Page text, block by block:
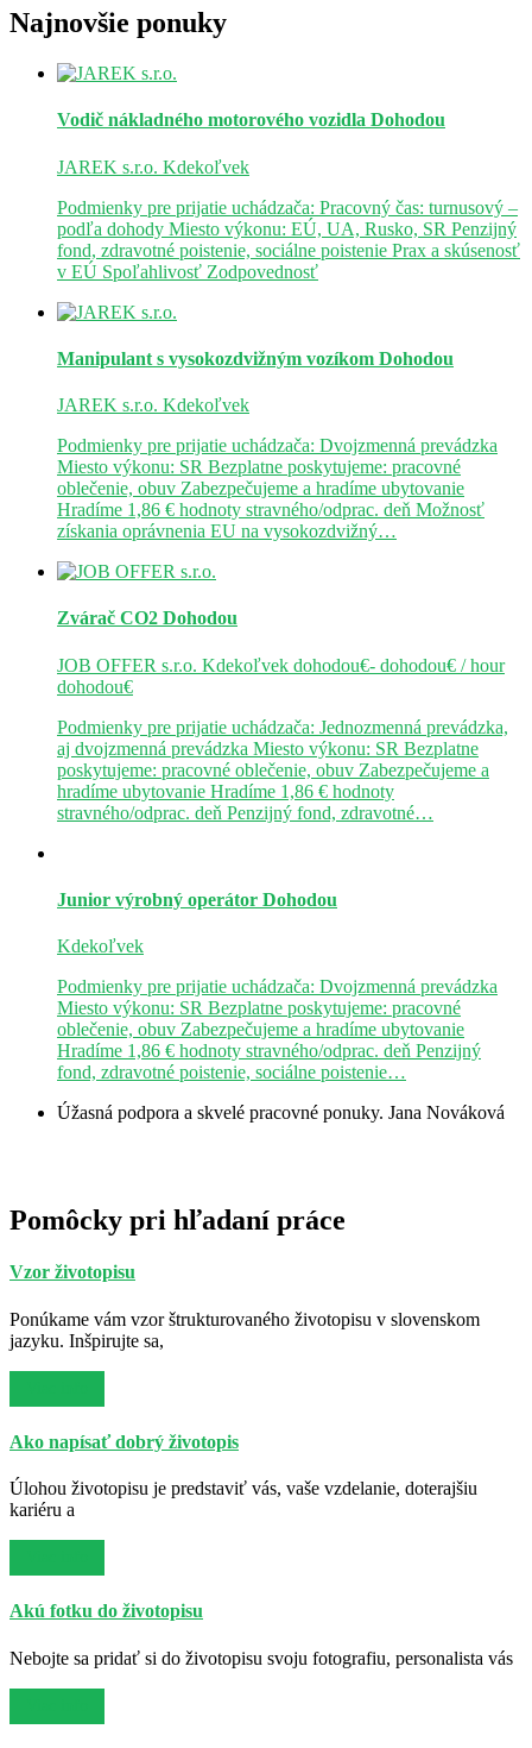
Najnovšie ponuky
Vodič nákladného motorového vozidla Dohodou
JAREK s.r.o. Kdekoľvek
Podmienky pre prijatie uchádzača: Pracovný čas: turnusový –
podľa dohody Miesto výkonu: EÚ, UA, Rusko, SR Penzijný
fond, zdravotné poistenie, sociálne poistenie Prax a skúsenosť
v EÚ Spoľahlivosť Zodpovednosť
Manipulant s vysokozdvižným vozíkom Dohodou
JAREK s.r.o. Kdekoľvek
Podmienky pre prijatie uchádzača: Dvojzmenná prevádzka
Miesto výkonu: SR Bezplatne poskytujeme: pracovné
oblečenie, obuv Zabezpečujeme a hradíme ubytovanie
Hradíme 1,86 € hodnoty stravného/odprac. deň Možnosť
získania oprávnenia EU na vysokozdvižný…
Zvárač CO2 Dohodou
JOB OFFER s.r.o. Kdekoľvek dohodou€- dohodou€ / hour
dohodou€
Podmienky pre prijatie uchádzača: Jednozmenná prevádzka,
aj dvojzmenná prevádzka Miesto výkonu: SR Bezplatne
poskytujeme: pracovné oblečenie, obuv Zabezpečujeme a
hradíme ubytovanie Hradíme 1,86 € hodnoty
stravného/odprac. deň Penzijný fond, zdravotné…
Junior výrobný operátor Dohodou
Kdekoľvek
Podmienky pre prijatie uchádzača: Dvojzmenná prevádzka
Miesto výkonu: SR Bezplatne poskytujeme: pracovné
oblečenie, obuv Zabezpečujeme a hradíme ubytovanie
Hradíme 1,86 € hodnoty stravného/odprac. deň Penzijný
fond, zdravotné poistenie, sociálne poistenie…
Úžasná podpora a skvelé pracovné ponuky. Jana Nováková
Pomôcky pri hľadaní práce
Vzor životopisu
Ponúkame vám vzor štrukturovaného životopisu v slovenskom
jazyku. Inšpirujte sa,
Ako napísať dobrý životopis
Úlohou životopisu je predstaviť vás, vaše vzdelanie, doterajšiu
kariéru a
Akú fotku do životopisu
Nebojte sa pridať si do životopisu svoju fotografiu, personalista vás